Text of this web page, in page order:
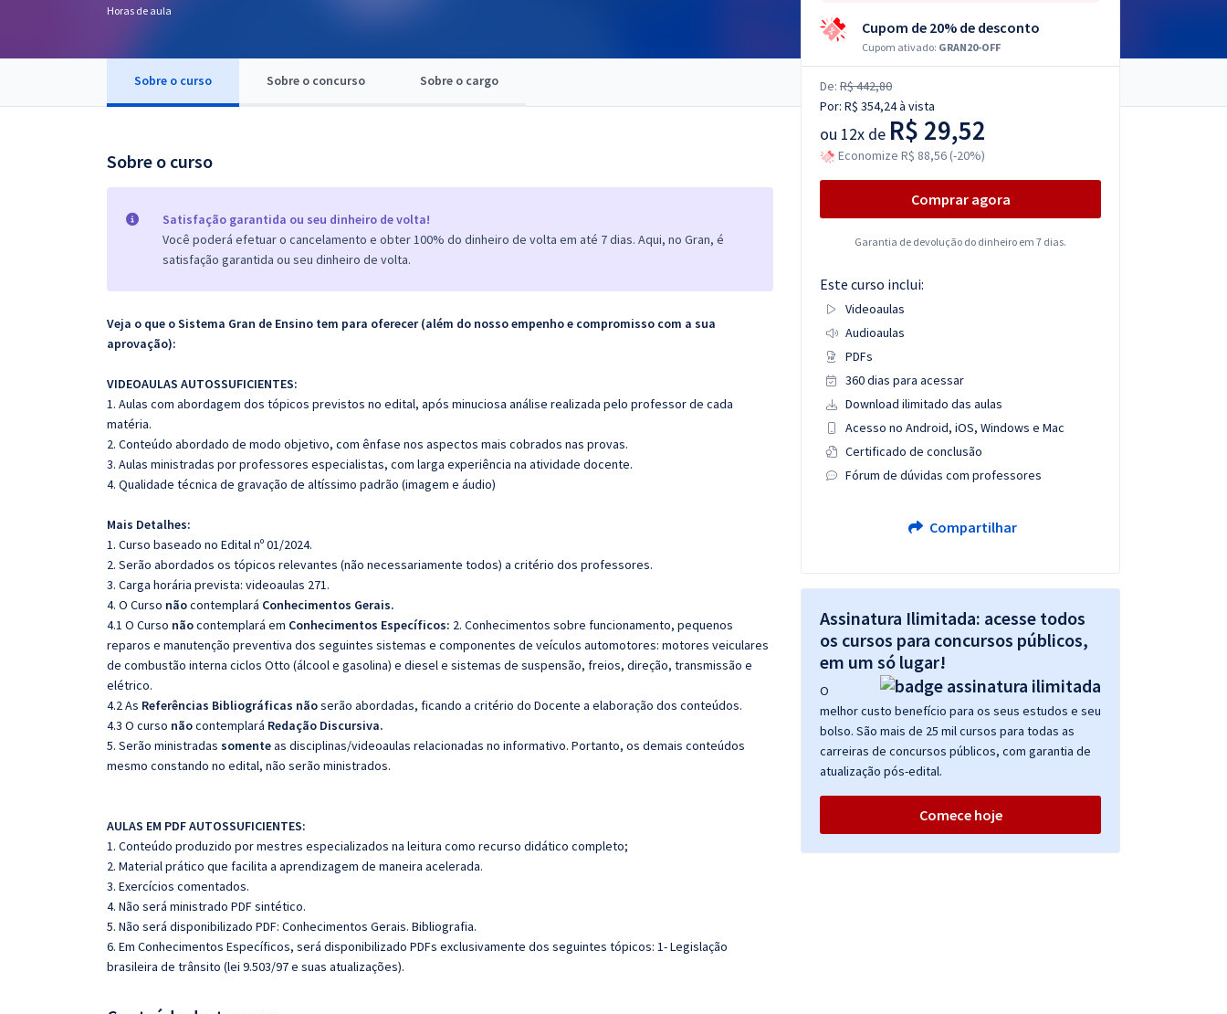
OAB
Questões grátis
Conteúdo gratuito
Horas de aula
Sobre o curso Sobre o concurso Sobre o cargo
Sobre o curso
Satisfação garantida ou seu dinheiro de volta!
Você poderá efetuar o cancelamento e obter 100% do dinheiro de volta em até 7 dias. Aqui, no Gran, é
satisfação garantida ou seu dinheiro de volta.
Veja o que o Sistema Gran de Ensino tem para oferecer (além do nosso empenho e compromisso com a sua
aprovação):
VIDEOAULAS AUTOSSUFICIENTES:
1. Aulas com abordagem dos tópicos previstos no edital, após minuciosa análise realizada pelo professor de cada
matéria.
2. Conteúdo abordado de modo objetivo, com ênfase nos aspectos mais cobrados nas provas.
3. Aulas ministradas por professores especialistas, com larga experiência na atividade docente.
4. Qualidade técnica de gravação de altíssimo padrão (imagem e áudio)
Mais Detalhes:
1. Curso baseado no Edital nº 01/2024.
2. Serão abordados os tópicos relevantes (não necessariamente todos) a critério dos professores.
3. Carga horária prevista: videoaulas 271.
4. O Curso nãocontemplará Conhecimentos Gerais.
4.1 O Curso nãocontemplará em Conhecimentos Específicos: 2. Conhecimentos sobre funcionamento, pequenos
reparos e manutenção preventiva dos seguintes sistemas e componentes de veículos automotores: motores veiculares
de combustão interna ciclos Otto (álcool e gasolina) e diesel e sistemas de suspensão, freios, direção, transmissão e
elétrico.
4.2 As Referências Bibliográficas nãoserão abordadas, ficando a critério do Docente a elaboração dos conteúdos.
4.3 O curso nãocontemplará Redação Discursiva.
5. Serão ministradas somenteas disciplinas/videoaulas relacionadas no informativo. Portanto, os demais conteúdos
mesmo constando no edital, não serão ministrados.
AULAS EM PDF AUTOSSUFICIENTES:
1. Conteúdo produzido por mestres especializados na leitura como recurso didático completo;
2. Material prático que facilita a aprendizagem de maneira acelerada.
3. Exercícios comentados.
4. Não será ministrado PDF sintético.
5. Não será disponibilizado PDF: Conhecimentos Gerais. Bibliografia.
6. Em Conhecimentos Específicos, será disponibilizado PDFs exclusivamente dos seguintes tópicos: 1- Legislação
brasileira de trânsito (lei 9.503/97 e suas atualizações).
Cupom de 20% de desconto
Cupom ativado: GRAN20-OFF
De: R$ 442,80
Por: R$ 354,24à vista
ou 12x de R$ 29,52
Economize R$ 88,56 (-20%)
Comprar agora
Garantia de devolução do dinheiro em 7 dias.
Este curso inclui:
Videoaulas
Audioaulas
PDFs
360 dias para acessar
Download ilimitado das aulas
Acesso no Android, iOS, Windows e Mac
Certificado de conclusão
Fórum de dúvidas com professores
Compartilhar
Assinatura Ilimitada: acesse todos
os cursos para concursos públicos,
em um só lugar!
O
melhor custo benefício para os seus estudos e seu
bolso. São mais de 25 mil cursos para todas as
carreiras de concursos públicos, com garantia de
atualização pós-edital.
Comece hoje